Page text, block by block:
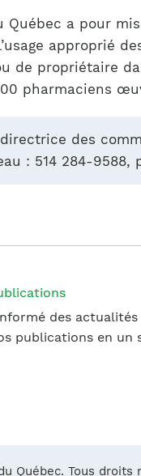
Québec a pour
approprié
de propriétaire
pharmaciens
des
: 514 284-9588,
des actualités
publications en un
Québec. Tous droits